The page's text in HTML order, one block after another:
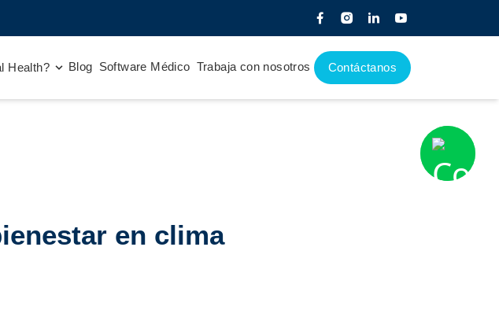
Health? Blog Software Médico Trabaja con nosotros Contáctanos
en clima